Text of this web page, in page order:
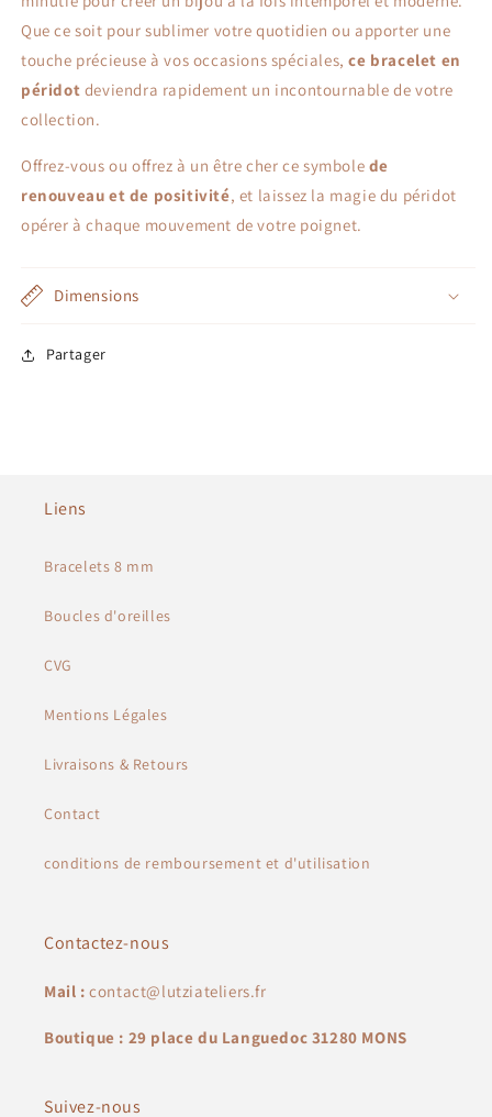
Que ce soit pour sublimer votre quotidien ou apporter une
touche précieuse à vos occasions spéciales,ce bracelet en
péridot deviendra rapidement un incontournable de votre
collection.
Offrez-vous ou offrez à un être cher ce symbole de
renouveau et de positivité, et laissez la magie du péridot
opérer à chaque mouvement de votre poignet.
Dimensions
Partager
Liens
Bracelets 8 mm
Boucles d'oreilles
CVG
Mentions Légales
Livraisons & Retours
Contact
conditions de remboursement et d'utilisation
Contactez-nous
Mail :contact@lutziateliers.fr
Boutique : 29 place du Languedoc 31280 MONS
Suivez-nous